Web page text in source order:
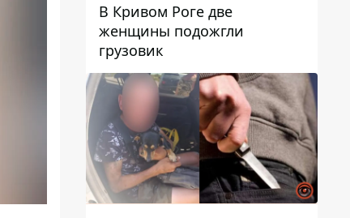
В Кривом Роге две
женщины подожгли
грузовик